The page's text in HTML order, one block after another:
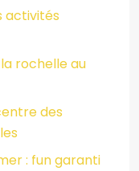
activités
rochelle au
des
: fun garanti